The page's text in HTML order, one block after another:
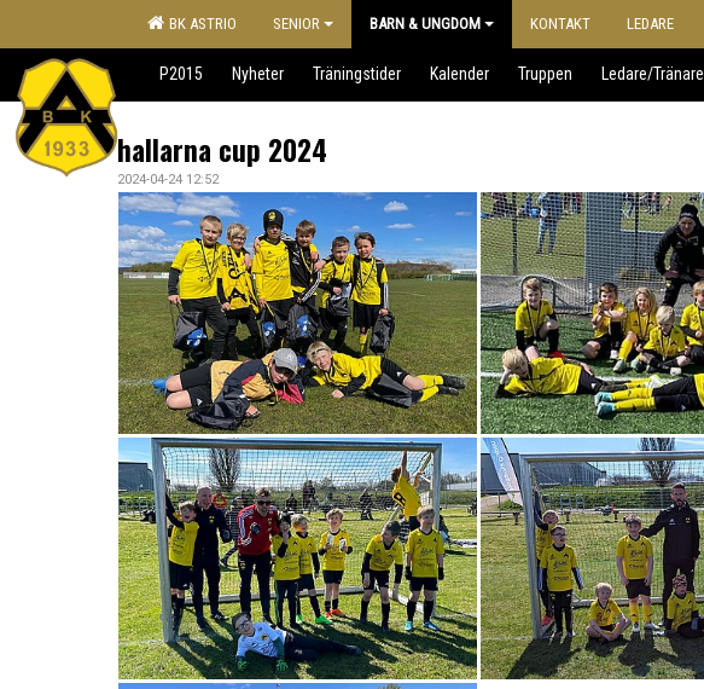
BK ASTRIO SENIOR BARN & UNGDOM KONTAKT LEDARE
P2015 Nyheter Träningstider Kalender Truppen Ledare/Tränare
hallarna cup 2024
2024-04-24 12:52